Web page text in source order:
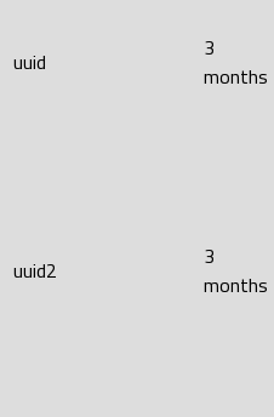
uuid
3
months
uuid2
3
months